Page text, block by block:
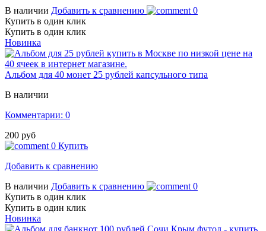
В наличии Добавить к сравнению
0
Купить в один клик
Купить в один клик
Новинка
Альбом для 40 монет 25 рублей капсульного типа
В наличии
Комментарии: 0
200 руб
0 Купить
Добавить к сравнению
В наличии Добавить к сравнению
0
Купить в один клик
Купить в один клик
Новинка